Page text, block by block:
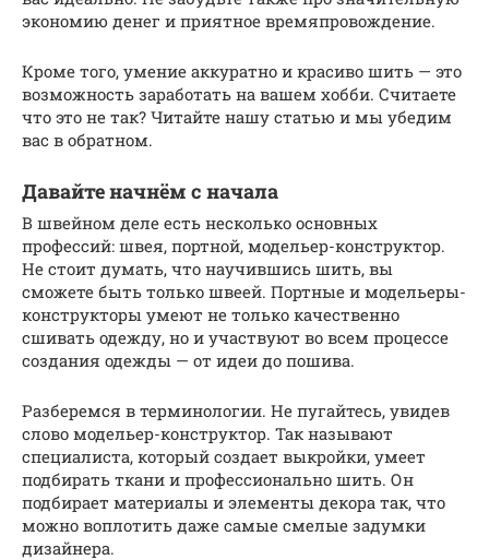
экономию денег и приятное времяпровождение.
Кроме того, умение аккуратно и красиво шить — это
возможность заработать на вашем хобби. Считаете
что это не так? Читайте нашу статью и мы убедим
вас в обратном.
Давайте начнём с начала
В швейном деле есть несколько основных
профессий: швея, портной, модельер-конструктор.
Не стоит думать, что научившись шить, вы
сможете быть только швеей. Портные и модельеры-
конструкторы умеют не только качественно
сшивать одежду, но и участвуют во всем процессе
создания одежды — от идеи до пошива.
Разберемся в терминологии. Не пугайтесь, увидев
слово модельер-конструктор. Так называют
специалиста, который создает выкройки, умеет
подбирать ткани и профессионально шить. Он
подбирает материалы и элементы декора так, что
можно воплотить даже самые смелые задумки
дизайнера.